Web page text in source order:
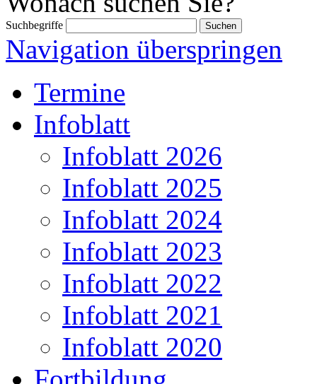
Suchbegriffe
Navigation überspringen
Termine
Infoblatt
Infoblatt 2026
Infoblatt 2025
Infoblatt 2024
Infoblatt 2023
Infoblatt 2022
Infoblatt 2021
Infoblatt 2020